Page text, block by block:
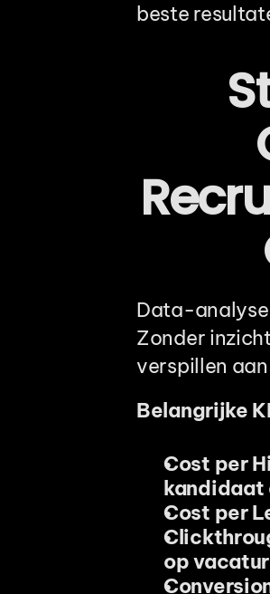
beste
Data-
Zonder
verspillen
Belangrijke
Cost per
kandidaat
Cost per
op